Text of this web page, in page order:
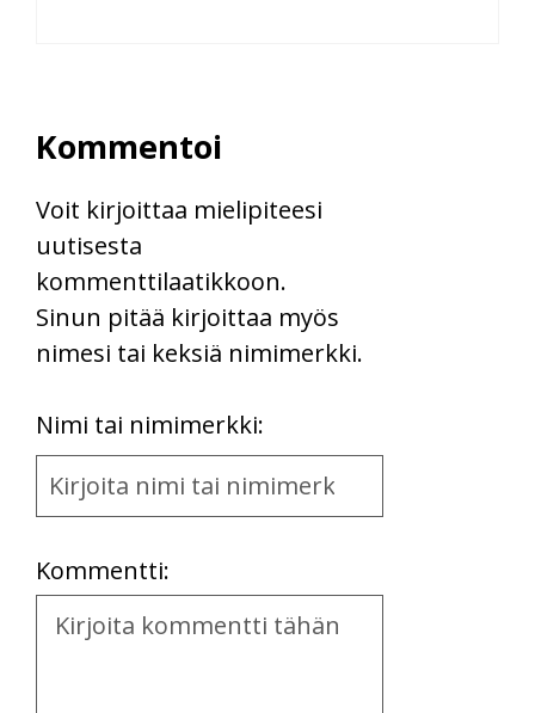
Kommentoi
Voit kirjoittaa mielipiteesi
uutisesta
kommenttilaatikkoon.
Sinun pitää kirjoittaa myös
nimesi tai keksiä nimimerkki.
Nimi tai nimimerkki:
Name
and
Kommentti:
Kommentti